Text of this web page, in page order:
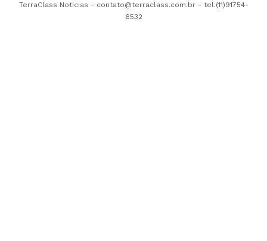
TerraClass Notícias - contato@terraclass.com.br- tel.(11)91754-
6532